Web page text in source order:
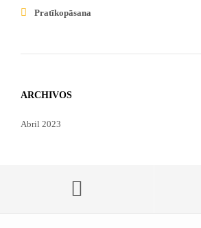
Pratīkopāsana
ARCHIVOS
Abril 2023